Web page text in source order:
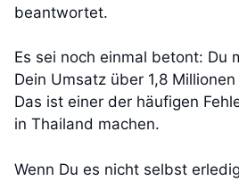
beantwortet.
Es sei noch einmal betont: Du
Dein Umsatz über 1,8
Das ist einer der häufigen
in Thailand machen.
Wenn Du es nicht selbst